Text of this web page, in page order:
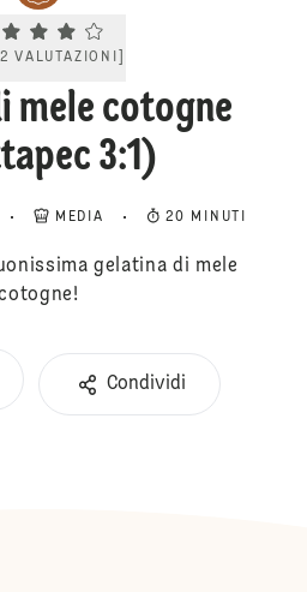
Current rating 4.0. Click to rate.
2 VALUTAZIONI
mele cotogne
3:1)
MEDIA 20 MINUTI
gelatina di mele
Condividi